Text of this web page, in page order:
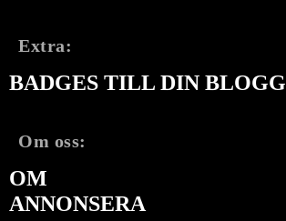
Extra:
BADGES TILL DIN BLOGG
Om oss:
OM
ANNONSERA